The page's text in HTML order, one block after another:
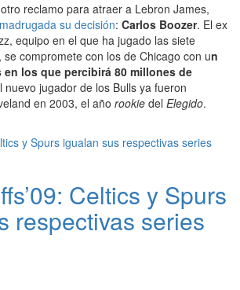
reclamo para atraer a Lebron James,
su decisión: Carlos Boozer. El ex
equipo en el que ha jugado las siete
compromete con los de Chicago con un
los que percibirá 80 millones de
nuevo jugador de los Bulls ya fueron
en 2003, el año rookie del Elegido.
Celtics y Spurs
respectivas series